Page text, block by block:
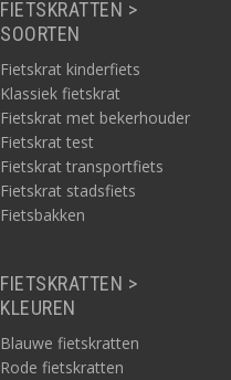
FIETSKRATTEN >
SOORTEN
Fietskrat kinderfiets
Klassiek fietskrat
Fietskrat met bekerhouder
Fietskrat test
Fietskrat transportfiets
Fietskrat stadsfiets
Fietsbakken
FIETSKRATTEN >
KLEUREN
Blauwe fietskratten
Rode fietskratten